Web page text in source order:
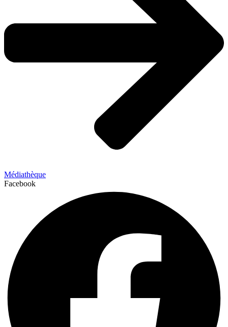
Médiathèque
Facebook